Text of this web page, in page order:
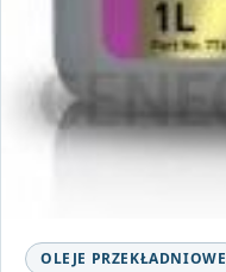
OLEJE PRZEKŁADNIOWE